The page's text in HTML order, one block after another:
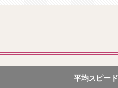
平均スピード